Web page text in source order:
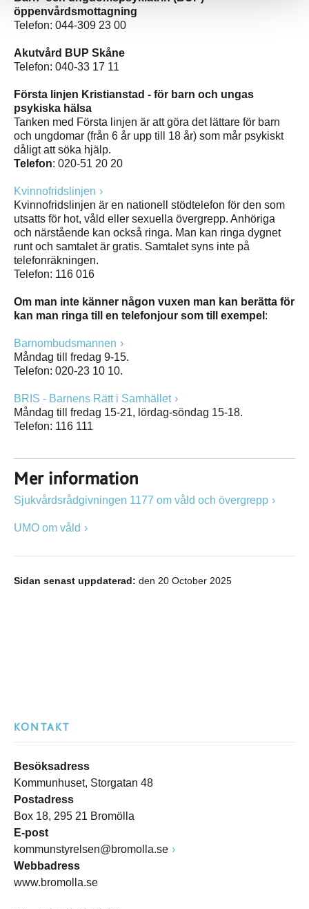
öppenvårdsmottagning
Telefon: 044-309 23 00
Akutvård BUP Skåne
Telefon: 040-33 17 11
Första linjen Kristianstad - för barn och ungas
psykiska hälsa
Tanken med Första linjen är att göra det lättare för barn
och ungdomar (från 6 år upp till 18 år) som mår psykiskt
dåligt att söka hjälp.
Telefon: 020-51 20 20
Kvinnofridslinjen
Kvinnofridslinjen är en nationell stödtelefon för den som
utsatts för hot, våld eller sexuella övergrepp. Anhöriga
och närstående kan också ringa. Man kan ringa dygnet
runt och samtalet är gratis. Samtalet syns inte på
telefonräkningen.
Telefon: 116 016
Om man inte känner någon vuxen man kan berätta för
kan man ringa till en telefonjour som till exempel :
Barnombudsmannen
Måndag till fredag 9-15.
Telefon: 020-23 10 10.
BRIS - Barnens Rätt i Samhället
Måndag till fredag 15-21, lördag-söndag 15-18.
Telefon: 116 111
Mer information
Sjukvårdsrådgivningen 1177 om våld och övergrepp
UMO om våld
Sidan senast uppdaterad: den 20 October 2025
KONTAKT
Besöksadress
Kommunhuset, Storgatan 48
Postadress
Box 18, 295 21 Bromölla
E-post
kommunstyrelsen@bromolla.se
Webbadress
www.bromolla.se